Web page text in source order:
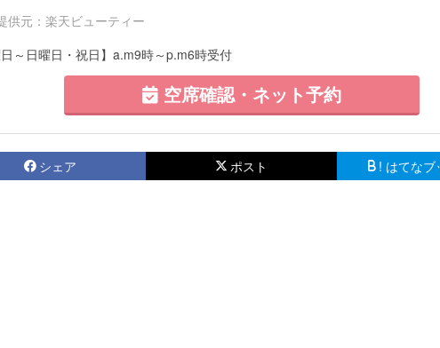
供元：楽天ビューティー
日～日曜日・祝日】a.m9時～p.m6時受付
空席確認・ネット予約
シェア ポスト ! はてなブ